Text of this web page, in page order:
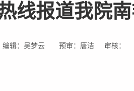
线报道我院
编辑：吴梦云 预审：唐洁 审核：